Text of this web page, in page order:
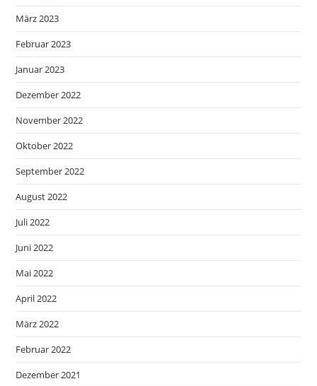
März 2023
Februar 2023
Januar 2023
Dezember 2022
November 2022
Oktober 2022
September 2022
August 2022
Juli 2022
Juni 2022
Mai 2022
April 2022
März 2022
Februar 2022
Dezember 2021